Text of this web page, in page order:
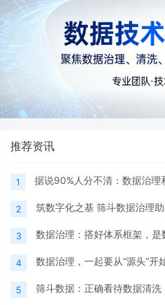
推荐资讯
1 据说90%人分不清：数据治理
2 筑数字化之基 筛斗数据治理
3 数据治理：搭好体系框架，
4 数据治理，一起要从“源头”开
5 筛斗数据：正确看待数据清洗